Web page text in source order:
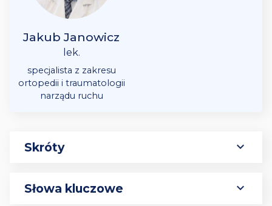
Jakub Janowicz
lek.
specjalista z zakresu
ortopedii i traumatologii
narządu ruchu
Skróty expand_more
Słowa kluczowe expand_more